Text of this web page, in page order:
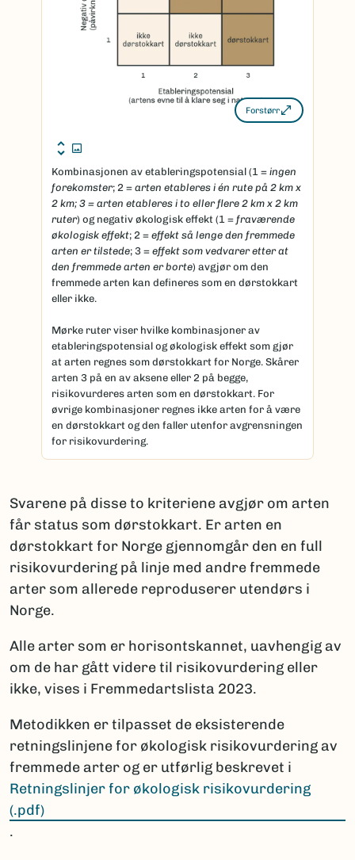
Forstørr
Kombinasjonen av etableringspotensial (1 = ingen
forekomster; 2 = arten etableres i én rute på 2 km x
2 km; 3 = arten etableres i to eller flere 2 km x 2 km
ruter) og negativ økologisk effekt (1 = fraværende
økologisk effekt; 2 = effekt så lenge den fremmede
arten er tilstede; 3 = effekt som vedvarer etter at
den fremmede arten er borte) avgjør om den
fremmede arten kan defineres som en dørstokkart
eller ikke.
Mørke ruter viser hvilke kombinasjoner av
etableringspotensial og økologisk effekt som gjør
at arten regnes som dørstokkart for Norge. Skårer
arten 3 på en av aksene eller 2 på begge,
risikovurderes arten som en dørstokkart. For
øvrige kombinasjoner regnes ikke arten for å være
en dørstokkart og den faller utenfor avgrensningen
for risikovurdering.
Svarene på disse to kriteriene avgjør om arten
får status som dørstokkart. Er arten en
dørstokkart for Norge gjennomgår den en full
risikovurdering på linje med andre fremmede
arter som allerede reproduserer utendørs i
Norge.
Alle arter som er horisontskannet, uavhengig av
om de har gått videre til risikovurdering eller
ikke, vises i Fremmedartslista 2023.
Metodikken er tilpasset de eksisterende
retningslinjene for økologisk risikovurdering av
fremmede arter og er utførlig beskrevet i
Retningslinjer for økologisk risikovurdering
(.pdf)
.